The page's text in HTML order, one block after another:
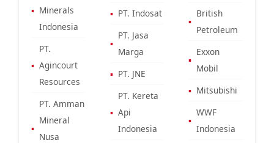
▪ Minerals
Indonesia
▪
PT.
Agincourt
Resources
▪
PT. Amman
Mineral
Nusa
▪ PT. Indosat
▪
PT. Jasa
Marga
▪ PT. JNE
▪
PT. Kereta
Api
Indonesia
▪
British
Petroleum
▪
Exxon
Mobil
▪ Mitsubishi
▪
WWF
Indonesia